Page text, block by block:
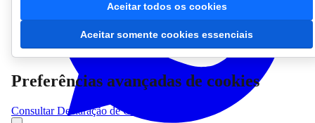
Aceitar todos os cookies
Aceitar somente cookies essenciais
Preferências avançadas de cookies
Consultar Declaração de Cookies